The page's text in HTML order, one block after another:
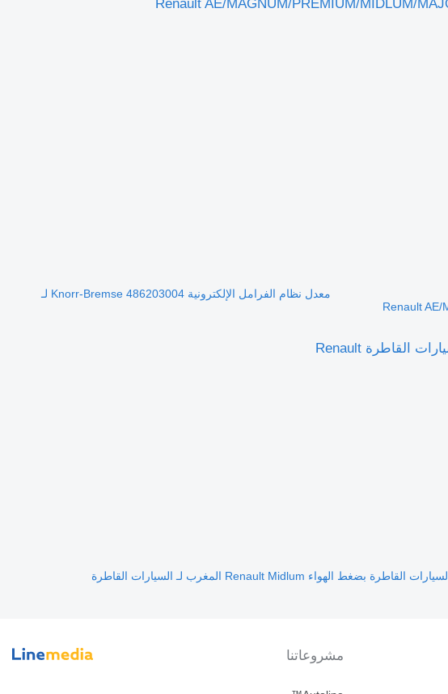
معدل نظام الفرامل الإلكترونية Knorr-Bremse 486203004 لـ
معدل نظام الفرامل الإلكترونية Knorr-Bremse 486203004 لـ السيارات القاطرة Renault
بضغط الهواء Renault Midlum المغرب لـ السيارات القاطرة
مشروعاتنا